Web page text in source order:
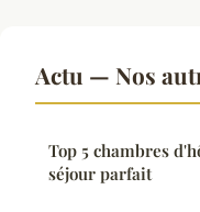
Actu — Nos
Top 5 chambres
séjour parfait